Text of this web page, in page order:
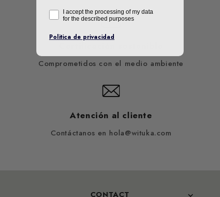
Comprometidos con el medio ambiente
Atención al cliente
Contáctanos en hola@wituka.com
CONTACT
I accept the processing of my data
for the described purposes
Politica de privacidad